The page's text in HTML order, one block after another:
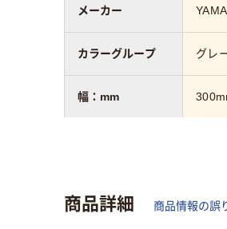
グレ
メーカー
カラーグループ
幅：mm
商品詳細 商品情報の誤